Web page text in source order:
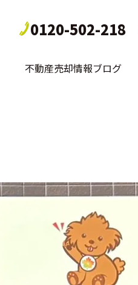
0120-502-218
不動産売却情報ブログ